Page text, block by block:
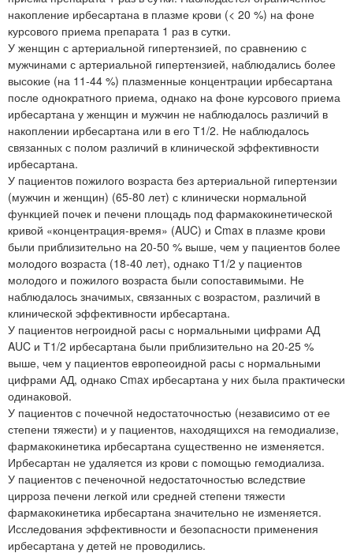
накопление ирбесартана в плазме крови (< 20 %) на фоне
курсового приема препарата 1 раз в сутки.
У женщин с артериальной гипертензией, по сравнению с
мужчинами с артериальной гипертензией, наблюдались более
высокие (на 11-44 %) плазменные концентрации ирбесартана
после однократного приема, однако на фоне курсового приема
ирбесартана у женщин и мужчин не наблюдалось различий в
накоплении ирбесартана или в его Т1/2. Не наблюдалось
связанных с полом различий в клинической эффективности
ирбесартана.
У пациентов пожилого возраста без артериальной гипертензии
(мужчин и женщин) (65-80 лет) с клинически нормальной
функцией почек и печени площадь под фармакокинетической
кривой «концентрация-время» (AUC) и Cmax в плазме крови
были приблизительно на 20-50 % выше, чем у пациентов более
молодого возраста (18-40 лет), однако Т1/2 у пациентов
молодого и пожилого возраста были сопоставимыми. Не
наблюдалось значимых, связанных с возрастом, различий в
клинической эффективности ирбесартана.
У пациентов негроидной расы с нормальными цифрами АД
AUC и Т1/2 ирбесартана были приблизительно на 20-25 %
выше, чем у пациентов европеоидной расы с нормальными
цифрами АД, однако Сmax ирбесартана у них была практически
одинаковой.
У пациентов с почечной недостаточностью (независимо от ее
степени тяжести) и у пациентов, находящихся на гемодиализе,
фармакокинетика ирбесартана существенно не изменяется.
Ирбесартан не удаляется из крови с помощью гемодиализа.
У пациентов с печеночной недостаточностью вследствие
цирроза печени легкой или средней степени тяжести
фармакокинетика ирбесартана значительно не изменяется.
Исследования эффективности и безопасности применения
ирбесартана у детей не проводились.